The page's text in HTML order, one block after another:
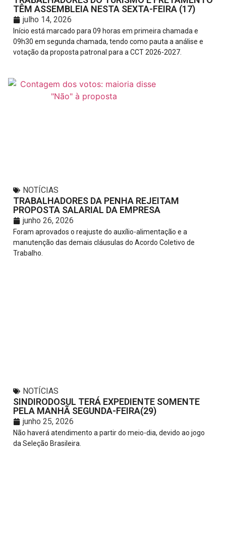
TÊM ASSEMBLEIA NESTA SEXTA-FEIRA (17)
julho 14, 2026
Início está marcado para 09 horas em primeira chamada e
09h30 em segunda chamada, tendo como pauta a análise e
votação da proposta patronal para a CCT 2026-2027.
NOTÍCIAS
TRABALHADORES DA PENHA REJEITAM
PROPOSTA SALARIAL DA EMPRESA
junho 26, 2026
Foram aprovados o reajuste do auxílio-alimentação e a
manutenção das demais cláusulas do Acordo Coletivo de
Trabalho.
NOTÍCIAS
SINDIRODOSUL TERÁ EXPEDIENTE SOMENTE
PELA MANHÃ SEGUNDA-FEIRA(29)
junho 25, 2026
Não haverá atendimento a partir do meio-dia, devido ao jogo
da Seleção Brasileira.